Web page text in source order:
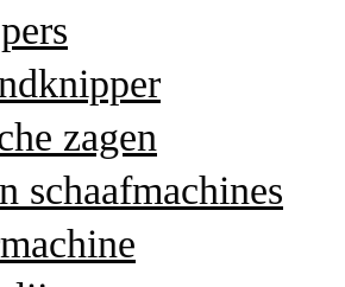
zagen
schaafmachines